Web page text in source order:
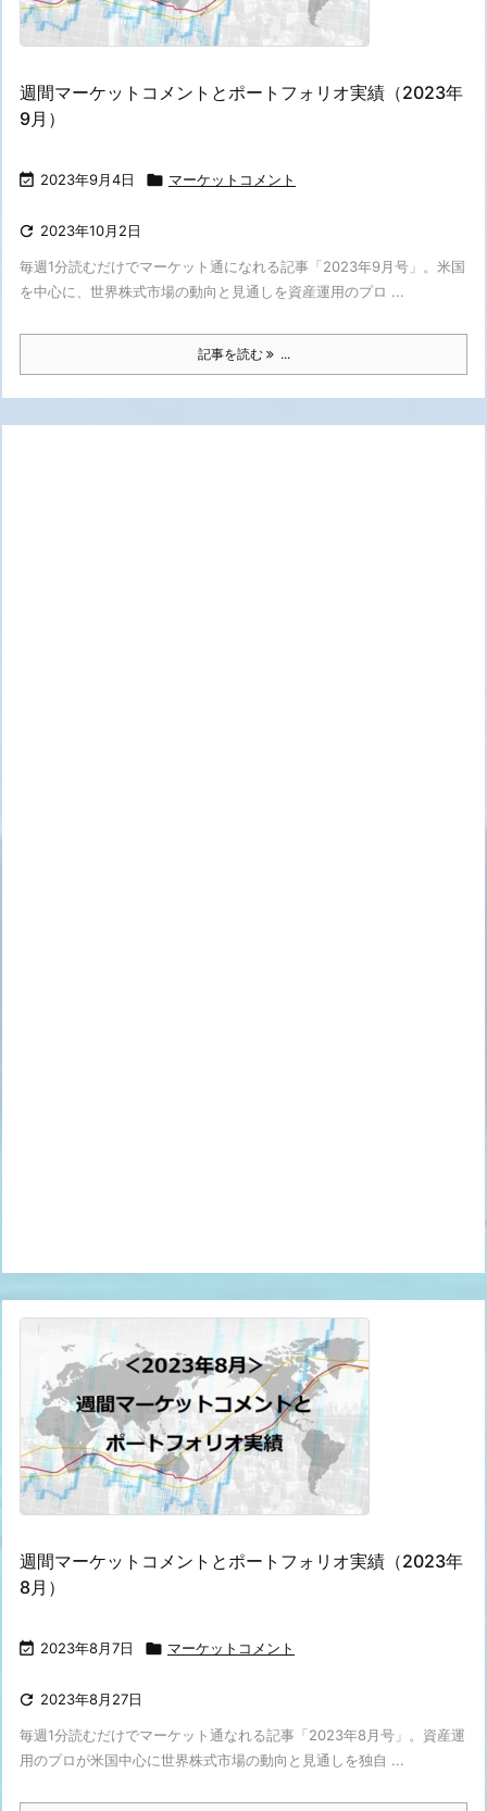
週間マーケットコメントとポートフォリオ実績（2023年
9月）
 2023年9月4日  マーケットコメント
 2023年10月2日
毎週1分読むだけでマーケット通になれる記事「2023年9月号」。米国
を中心に、世界株式市場の動向と見通しを資産運用のプロ ...
記事を読む ...
週間マーケットコメントとポートフォリオ実績（2023年
8月）
 2023年8月7日  マーケットコメント
 2023年8月27日
毎週1分読むだけでマーケット通なれる記事「2023年8月号」。資産運
用のプロが米国中心に世界株式市場の動向と見通しを独自 ...